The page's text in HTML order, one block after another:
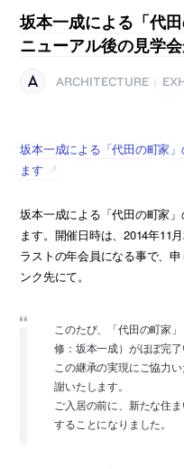
坂本一成による「代
ニューアル後の見学会
ARCHITECTURE
坂本一成による「代田の町家
ます
坂本一成による「代田の町家
ます。開催日時は、2014年11
ラストの年会員になる事で、
ンク先にて。
このたび、「代田の町家
修：坂本一成）がほぼ完了
この継承の実現にご協力
謝いたします。
ご入居の前に、新たな住
することになりました。